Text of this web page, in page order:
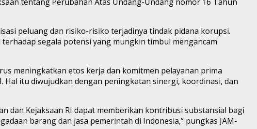
peluang dan risiko-risiko terjadinya tindak pidana korupsi.
segala potensi yang mungkin timbul mengancam
meningkatkan etos kerja dan komitmen pelayanan prima
Hal itu diwujudkan dengan peningkatan sinergi, koordinasi, dan
dan Kejaksaan RI dapat memberikan kontribusi substansial bagi
barang dan jasa pemerintah di Indonesia,” pungkas JAM-